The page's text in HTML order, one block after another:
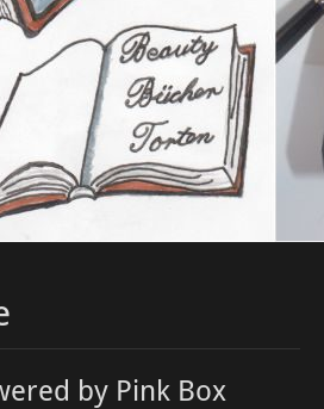
by Pink Box